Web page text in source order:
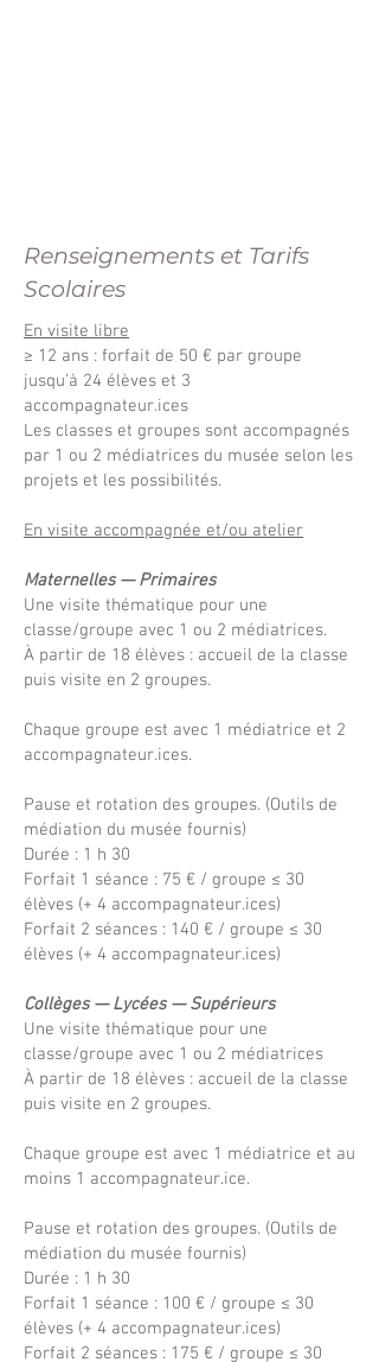
Renseignements et Tarifs
Scolaires
En visite libre
≥ 12 ans : forfait de 50 € par groupe
jusqu’à 24 élèves et 3
accompagnateur.ices
Les classes et groupes sont accompagnés
par 1 ou 2 médiatrices du musée selon les
projets et les possibilités.
En visite accompagnée et/ou atelier
Maternelles — Primaires
Une visite thématique pour une
classe/groupe avec 1 ou 2 médiatrices.
À partir de 18 élèves : accueil de la classe
puis visite en 2 groupes.
Chaque groupe est avec 1 médiatrice et 2
accompagnateur.ices.
Pause et rotation des groupes. (Outils de
médiation du musée fournis)
Durée : 1 h 30
Forfait 1 séance : 75 € / groupe ≤ 30
élèves (+ 4 accompagnateur.ices)
Forfait 2 séances : 140 € / groupe ≤ 30
élèves (+ 4 accompagnateur.ices)
Collèges — Lycées — Supérieurs
Une visite thématique pour une
classe/groupe avec 1 ou 2 médiatrices
À partir de 18 élèves : accueil de la classe
puis visite en 2 groupes.
Chaque groupe est avec 1 médiatrice et au
moins 1 accompagnateur.ice.
Pause et rotation des groupes. (Outils de
médiation du musée fournis)
Durée : 1 h 30
Forfait 1 séance : 100 € / groupe ≤ 30
élèves (+ 4 accompagnateur.ices)
Forfait 2 séances : 175 € / groupe ≤ 30